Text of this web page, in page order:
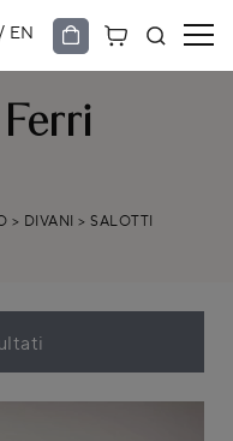
/ EN
> DIVANI > SALOTTI